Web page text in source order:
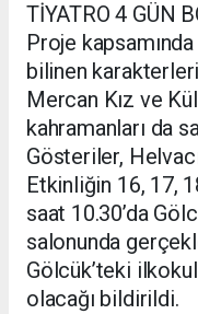
TİYATRO 4 GÜN
Proje
bilinen
Mercan Kız ve
kahramanları da
Gösteriler,
Etkinliğin 16, 17,
saat 10.30’da
salonunda
Gölcük’teki
olacağı bildirildi.